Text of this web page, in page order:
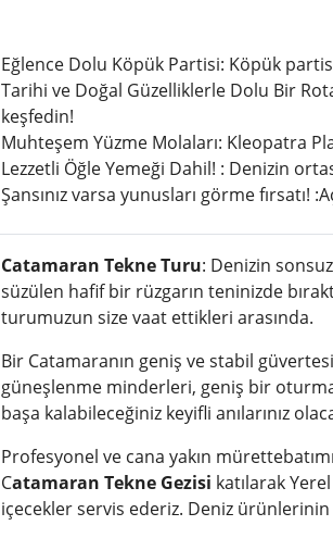
Eğlence Dolu Köpük Partisi: Köpük
Tarihi ve Doğal Güzelliklerle Dolu Bir
keşfedin!
Muhteşem Yüzme Molaları: Kleopatra
Lezzetli Öğle Yemeği Dahil! : Denizin
Şansınız varsa yunusları görme fırsatı!
Catamaran Tekne Turu: Denizin
süzülen hafif bir rüzgarın teninizde
turumuzun size vaat ettikleri arasında.
Bir Catamaranın geniş ve stabil
güneşlenme minderleri, geniş bir oturma
başa kalabileceğiniz keyifli anılarınız
Profesyonel ve cana yakın
Catamaran Tekne Gezisi katılarak
içecekler servis ederiz. Deniz